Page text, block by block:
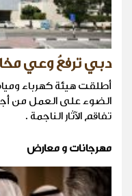
دبي ترفعُ وعي
أطلقت هيئة كهرباء
الضوء على العمل من
تفاقم الآثار الناجمة .
مهرجانات و معارض